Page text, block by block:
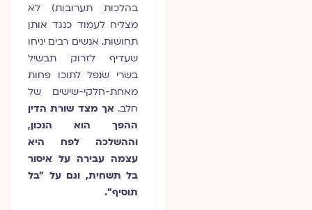
בהלכות תערובות) לא
מצליח לעמוד כנגד אותן
תחושות. אנשים רבים יניחו
שעדיף לזרוק תבשיל
בשרי שנפל לתוכו פחות
מאחת-חלקי-שישים של
חלב.אך מצד שורת הדין
ההפך הוא הנכון,
וההשלכה לפח היא
עצמה עבירה על איסור
בל תשחית, וגם על "בל
תוסיף".